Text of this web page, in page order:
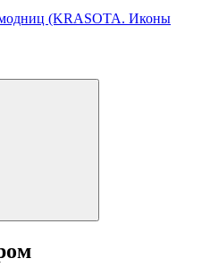
(KRASOTA. Иконы